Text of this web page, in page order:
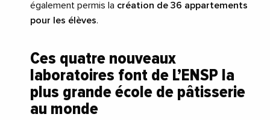
également permis la création de 36 appartements
pour les élèves.
Ces quatre nouveaux
laboratoires font de L’ENSP la
plus grande école de pâtisserie
au monde